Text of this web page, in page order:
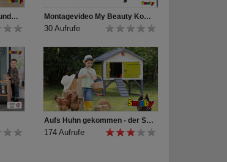
Willkommen in unserer wunderbaren Smoby Baby Care Puppen-Kita! Montagevideo My Beauty Kosmetikkoffer
30 Aufrufe
Aufs Huhn gekommen - der Smoby Hühnerstall Cluck Cluck Cottage
174 Aufrufe